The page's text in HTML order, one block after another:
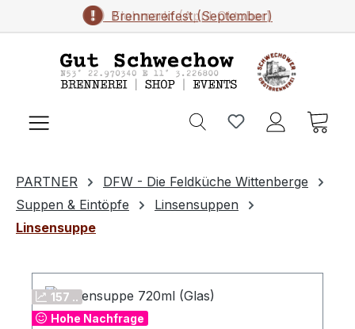
Zum Hauptinhalt springenFlohmarkt (April-Oktober)
Brennereifest (September)
PARTNER
DFW - Die Feldküche Wittenberge
Suppen & Eintöpfe
Linsensuppen
Linsensuppe
157 ..
Hohe Nachfrage